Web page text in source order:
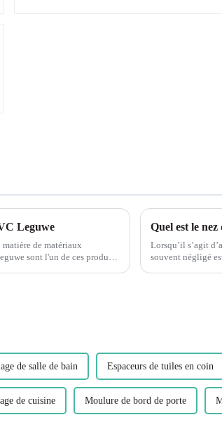
Leguwe
de matériaux
sont l'un de ces produits
Lorsqu’il s’agit
souvent négligé est la
de salle de bain Espaceurs de tuiles en coin
de cuisine Moulure de bord de porte